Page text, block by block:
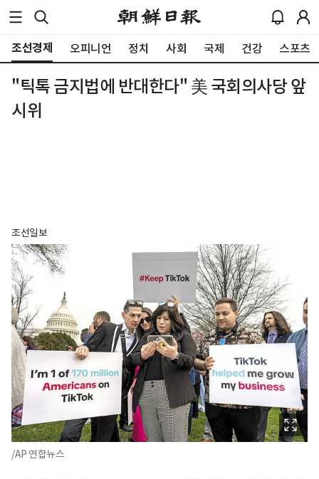
조선경제 오피니언 정치 사회 국제 건강 스포츠
"틱톡 금지법에 반대한다" 美 국회의사당 앞
시위
조선일보
/AP 연합뉴스